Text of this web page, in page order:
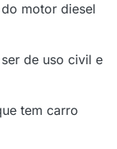
motor diesel
de uso civil e
tem carro